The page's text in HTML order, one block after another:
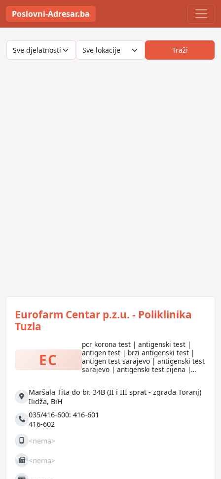
Poslovni-Adresar.ba
Traži
Eurofarm Centar p.z.u. - Poliklinika
Tuzla
EC
pcr korona test | antigenski test |
antigen test | brzi antigenski test |
antigen test sarajevo | antigenski test
sarajevo | antigenski test cijena |
Adresa
Maršala Tita do br. 34B (II i III sprat - zgrada Toranj)
Ilidža, BiH
Telefon
035/416-600: 416-601
416-602
Mobilni<nema>
Fax <nema>